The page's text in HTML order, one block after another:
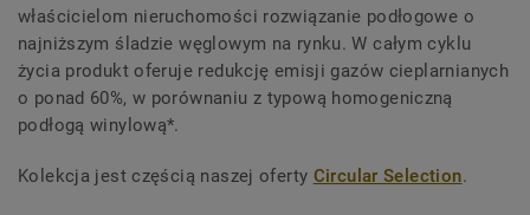
właścicielom nieruchomości rozwiązanie podłogowe o
najniższym śladzie węglowym na rynku. W całym cyklu
życia produkt oferuje redukcję emisji gazów cieplarnianych
o ponad 60%, w porównaniu z typową homogeniczną
podłogą winylową*.
Kolekcja jest częścią naszej oferty Circular Selection.